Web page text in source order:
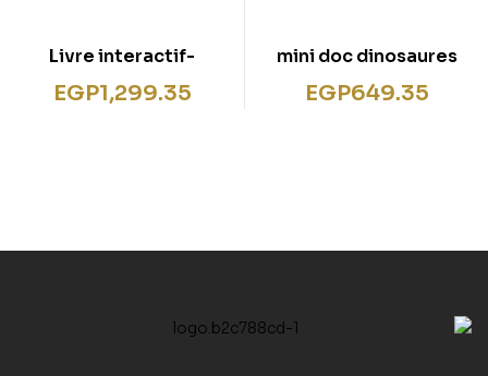
mini doc dinosaures
EGP649.35
Livre interactif-
L’espace
EGP1,299.35